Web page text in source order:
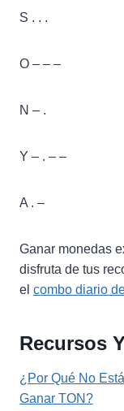
S . . .
O – – –
N – .
Y – . – –
A . –
Ganar monedas
disfruta de tus
el combo diario
Recursos
¿Por Qué No
Ganar TON?